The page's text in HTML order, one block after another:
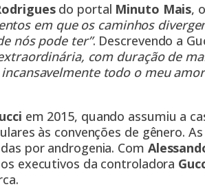
do portal Minuto Mais,
em que os caminhos
nós pode ter”. Descrevendo a
com duração de
todo o meu
em 2015, quando assumiu a
às convenções de gênero.
por androgenia. Com
executivos da controladora